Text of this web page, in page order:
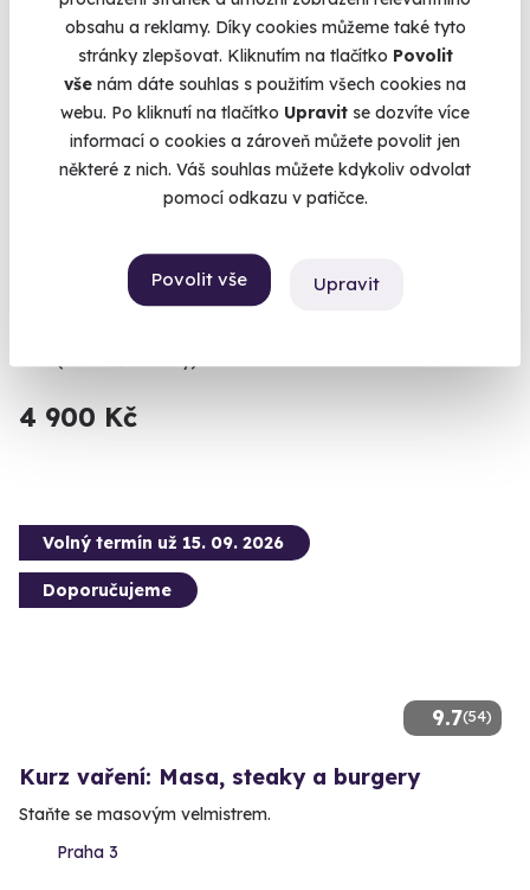
obsahu a reklamy. Díky cookies můžeme také tyto
stránky zlepšovat. Kliknutím na tlačítko Povolit
vše nám dáte souhlas s použitím všech cookies na
webu. Po kliknutí na tlačítko Upravit se dozvíte více
informací o cookies a zároveň můžete povolit jen
některé z nich. Váš souhlas můžete kdykoliv odvolat
pomocí odkazu v patičce.
Povolit vše Upravit
10.0
privátní let
Zkuste si pilotovat skutečný ultralight.
4 900 Kč
9.7(54)
Volný termín už 15. 09. 2026
Doporučujeme
Kurz vaření: Masa, steaky a burgery
Staňte se masovým velmistrem.
Praha 3